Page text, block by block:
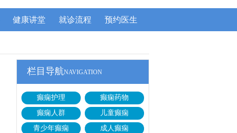
健康讲堂 就诊流程 预约医生
栏目导航NAVIGATION
癫痫护理
癫痫药物
癫痫人群
儿童癫痫
青少年癫痫
成人癫痫